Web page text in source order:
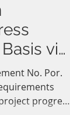
via
關於透
申報專
No. Por.
progress